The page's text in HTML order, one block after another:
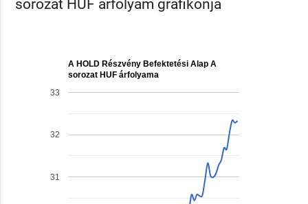
sorozat HUF árfolyam grafikonja
A HOLD Részvény Befektetési Alap A
sorozat HUF árfolyama
31
32
33